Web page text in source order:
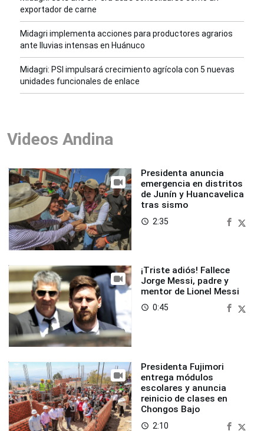
exportador de carne
Midagri implementa acciones para productores agrarios
ante lluvias intensas en Huánuco
Midagri: PSI impulsará crecimiento agrícola con 5 nuevas
unidades funcionales de enlace
Videos Andina
Presidenta anuncia
emergencia en distritos
de Junín y Huancavelica
tras sismo
access_time 2:35
¡Triste adiós! Fallece
Jorge Messi, padre y
mentor de Lionel Messi
access_time 0:45
Presidenta Fujimori
entrega módulos
escolares y anuncia
reinicio de clases en
Chongos Bajo
access_time 2:10